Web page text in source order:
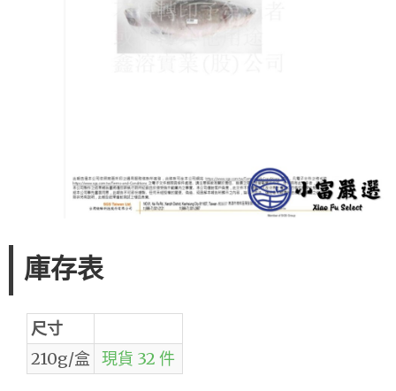
庫存表
尺寸
210g/盒 現貨 32 件